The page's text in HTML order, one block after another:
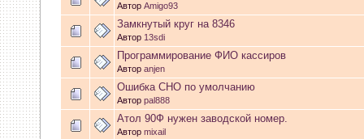
GenKass:whookey:в чеке
03 Апреля 2026, 12:28:08
whookey:хмм. а для rev
03 Апреля 2026, 10:58:23
Автор Amigo93
Замкнутый круг на 8346
Автор 13sdi
Программирование ФИО кассиров
Автор anjen
Ошибка СНО по умолчанию
Автор pal888
Атол 90Ф нужен заводской номер.
Автор mixail